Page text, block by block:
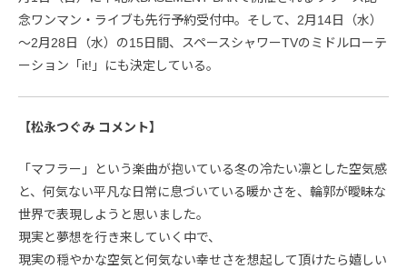
念ワンマン・ライブも先行予約受付中。そして、2月14日（水）
～2月28日（水）の15日間、スペースシャワーTVのミドルローテ
ーション「it!」にも決定している。
【松永つぐみ コメント】
「マフラー」という楽曲が抱いている冬の冷たい凛とした空気感
と、何気ない平凡な日常に息づいている暖かさを、輪郭が曖昧な
世界で表現しようと思いました。
現実と夢想を行き来していく中で、
現実の穏やかな空気と何気ない幸せさを想起して頂けたら嬉しい